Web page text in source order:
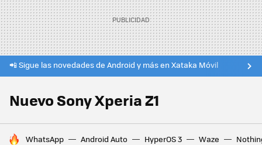
📲 Sigue las novedades de Android y más en Xataka Móvil
Nuevo Sony Xperia Z1
HOY SE HABLA DE
WhatsApp Android Auto HyperOS 3 Waze